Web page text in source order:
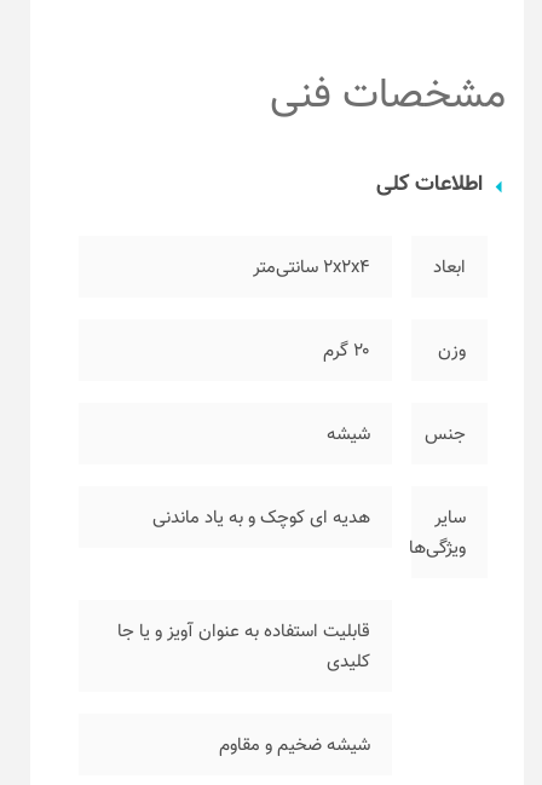
مشخصات فنی
اطلاعات کلی
ابعاد ۲x2x4 سانتی‌متر
وزن ۲۰ گرم
جنس شیشه
سایر
ویژگی‌ها
هدیه ای کوچک و به یاد ماندنی
قابلیت استفاده به عنوان آویز و یا جا
کلیدی
شیشه ضخیم و مقاوم